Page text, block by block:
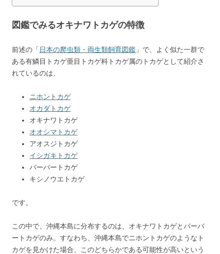
図鑑でみるオキナワトカゲの特徴
前述の「 日本の爬虫類・両生類飼育図鑑 」で、よく似た一群で
ある有鱗目トカゲ亜目トカゲ科トカゲ属のトカゲとして紹介さ
れているのは、
ニホントカゲ
オカダトカゲ
オキナワトカゲ
オオシマトカゲ
アオスジトカゲ
イシガキトカゲ
バーバートカゲ
キシノウエトカゲ
です。
この中で、沖縄本島に分布するのは、オキナワトカゲとバーバ
ートカゲのみ。すなわち、沖縄本島でニホントカゲのようなト
カゲを見かけた場合、このどちらかである可能性が高いという